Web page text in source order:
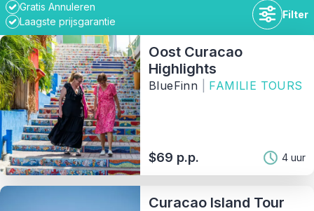
Gratis Annuleren
Laagste prijsgarantie
Filter
Tijdsduur
Beschikbaarheid
Prijsklasse
Oost Curacao
Highlights
BlueFinn FAMILIE TOURS
$69 p.p. 4 uur
Curacao Island Tour